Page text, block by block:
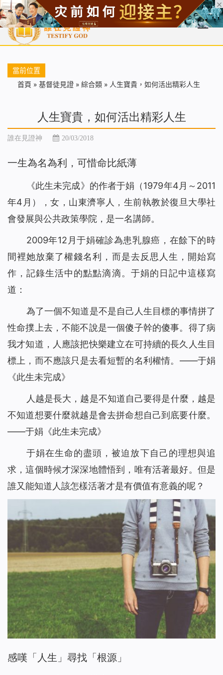
首頁 每日靈糧 天國福音 基督徒見證 信仰解答 聖經
當前位置
首頁 » 基督徒見證 » 綜合類 » 人生寶貴，如何活出精彩人生
人生寶貴，如何活出精彩人生
誰在見證神 20/03/2018
一生為名為利，可惜命比紙薄
《此生未完成》的作者于娟（1979年4月～2011
年4月），女，山東濟寧人，生前執教於復旦大學社
會發展與公共政策學院，是一名講師。
2009年12月于娟確診為患乳腺癌，在餘下的時
間裡她放棄了權錢名利，而是去反思人生，開始寫
作，記錄生活中的點點滴滴。于娟的日記中這樣寫
道：
為了一個不知道是不是自己人生目標的事情拼了
性命撲上去，不能不說是一個傻子幹的傻事。得了病
我才知道，人應該把快樂建立在可持續的長久人生目
標上，而不應該只是去看短暫的名利權情。——于娟
《此生未完成》
人越是長大，越是不知道自己要得是什麼，越是
不知道想要什麼就越是會去拼命想自己到底要什麼。
——于娟《此生未完成》
于娟在生命的盡頭，被迫放下自己的理想與追
求，這個時候才深深地體悟到
，唯有活著最好。但是
誰又能知道人該怎樣活著才是有價值有意義的呢？
感嘆「人生」尋找「根源」